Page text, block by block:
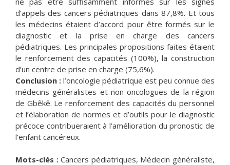
d’appels des cancers pédiatriques dans 87,8%. Et tous
les médecins étaient d’accord pour être formés sur le
diagnostic et la prise en charge des cancers
pédiatriques. Les principales propositions faites étaient
le renforcement des capacités (100%), la construction
d’un centre de prise en charge (75,6%).
Conclusion : l’oncologie pédiatrique est peu connue des
médecins généralistes et non oncologues de la région
de Gbêkê. Le renforcement des capacités du personnel
et l’élaboration de normes et d’outils pour le diagnostic
précoce contribueraient à l’amélioration du pronostic de
l’enfant cancéreux.
Mots-clés :Cancers pédiatriques, Médecin généraliste,